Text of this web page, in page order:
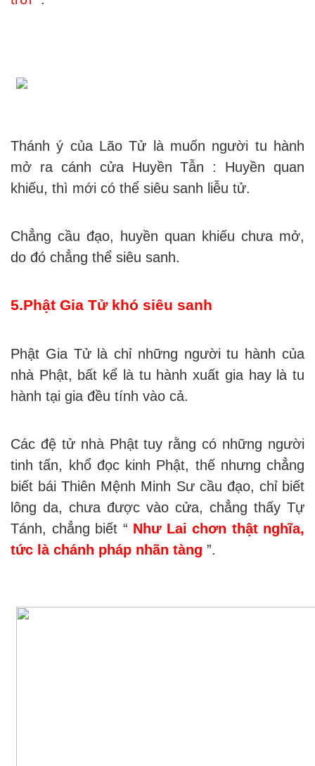
Thánh ý của Lão Tử là muốn người tu hành
mở ra cánh cửa Huyền Tẫn : Huyền quan
khiếu, thì mới có thể siêu sanh liễu tử.
Chẳng cầu đạo, huyền quan khiếu chưa mở,
do đó chẳng thể siêu sanh.
5.Phật Gia Tử khó siêu sanh
Phật Gia Tử là chỉ những người tu hành của
nhà Phật, bất kể là tu hành xuất gia hay là tu
hành tại gia đều tính vào cả.
Các đệ tử nhà Phật tuy rằng có những người
tinh tấn, khổ đọc kinh Phật, thế nhưng chẳng
biết bái Thiên Mệnh Minh Sư cầu đạo, chỉ biết
lông da, chưa được vào cửa, chẳng thấy Tự
Tánh, chẳng biết “ Như Lai chơn thật nghĩa,
tức là chánh pháp nhãn tàng ”.